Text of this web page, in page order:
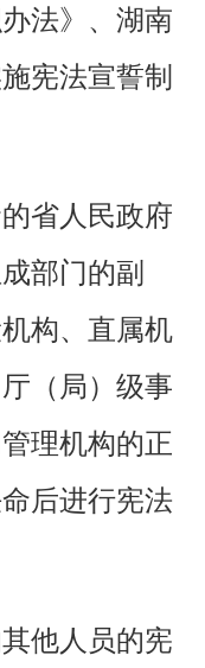
法》、湖南
宪法宣誓制
省人民政府
部门的副
构、直属机
（局）级事
理机构的正
后进行宪法
他人员的宪